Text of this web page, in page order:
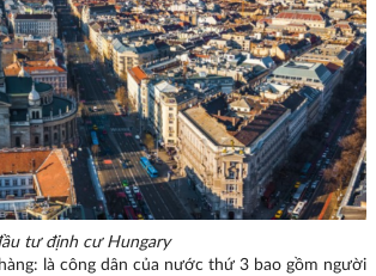
tư định cư Hungary
là công dân của nước thứ 3 bao gồm người